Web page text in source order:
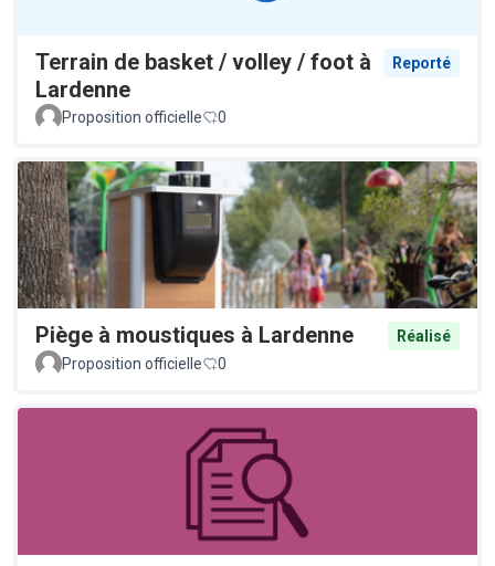
Terrain de basket / volley / foot à
Lardenne
Reporté
Proposition officielle 0
Piège à moustiques à Lardenne
Réalisé
Proposition officielle
0